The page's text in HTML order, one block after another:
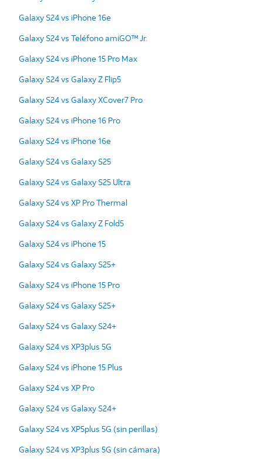
Galaxy S24 vs iPhone 16e
Galaxy S24 vs Teléfono amiGO™ Jr.
Galaxy S24 vs iPhone 15 Pro Max
Galaxy S24 vs Galaxy Z Flip5
Galaxy S24 vs Galaxy XCover7 Pro
Galaxy S24 vs iPhone 16 Pro
Galaxy S24 vs iPhone 16e
Galaxy S24 vs Galaxy S25
Galaxy S24 vs Galaxy S25 Ultra
Galaxy S24 vs XP Pro Thermal
Galaxy S24 vs Galaxy Z Fold5
Galaxy S24 vs iPhone 15
Galaxy S24 vs Galaxy S25+
Galaxy S24 vs iPhone 15 Pro
Galaxy S24 vs Galaxy S25+
Galaxy S24 vs Galaxy S24+
Galaxy S24 vs XP3plus 5G
Galaxy S24 vs iPhone 15 Plus
Galaxy S24 vs XP Pro
Galaxy S24 vs Galaxy S24+
Galaxy S24 vs XP5plus 5G (sin perillas)
Galaxy S24 vs XP3plus 5G (sin cámara)